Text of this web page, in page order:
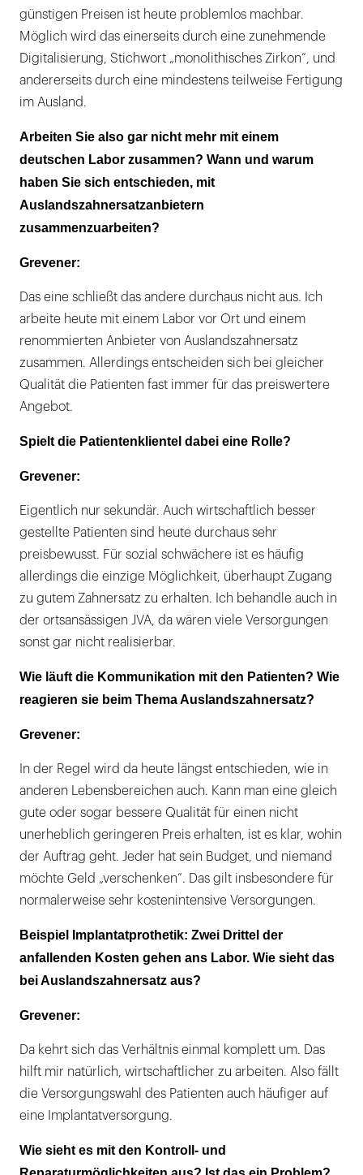
günstigen Preisen ist heute problemlos machbar.
Möglich wird das einerseits durch eine zunehmende
Digitalisierung, Stichwort „monolithisches Zirkon“, und
andererseits durch eine mindestens teilweise Fertigung
im Ausland.
Arbeiten Sie also gar nicht mehr mit einem
deutschen Labor zusammen? Wann und warum
haben Sie sich entschieden, mit
Auslandszahnersatzanbietern
zusammenzuarbeiten?
Grevener:
Das eine schließt das andere durchaus nicht aus. Ich
arbeite heute mit einem Labor vor Ort und einem
renommierten Anbieter von Auslandszahnersatz
zusammen. Allerdings entscheiden sich bei gleicher
Qualität die Patienten fast immer für das preiswertere
Angebot.
Spielt die Patientenklientel dabei eine Rolle?
Grevener:
Eigentlich nur sekundär. Auch wirtschaftlich besser
gestellte Patienten sind heute durchaus sehr
preisbewusst. Für sozial schwächere ist es häufig
allerdings die einzige Möglichkeit, überhaupt Zugang
zu gutem Zahnersatz zu erhalten. Ich behandle auch in
der ortsansässigen JVA, da wären viele Versorgungen
sonst gar nicht realisierbar.
Wie läuft die Kommunikation mit den Patienten? Wie
reagieren sie beim Thema Auslandszahnersatz?
Grevener:
In der Regel wird da heute längst entschieden, wie in
anderen Lebensbereichen auch. Kann man eine gleich
gute oder sogar bessere Qualität für einen nicht
unerheblich geringeren Preis erhalten, ist es klar, wohin
der Auftrag geht. Jeder hat sein Budget, und niemand
möchte Geld „verschenken“. Das gilt insbesondere für
normalerweise sehr kostenintensive Versorgungen.
Beispiel Implantatprothetik: Zwei Drittel der
anfallenden Kosten gehen ans Labor. Wie sieht das
bei Auslandszahnersatz aus?
Grevener:
Da kehrt sich das Verhältnis einmal komplett um. Das
hilft mir natürlich, wirtschaftlicher zu arbeiten. Also fällt
die Versorgungswahl des Patienten auch häufiger auf
eine Implantatversorgung.
Wie sieht es mit den Kontroll- und